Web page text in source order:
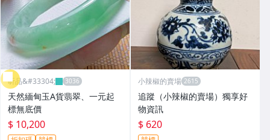
昕品&#33304;
天然緬甸玉A貨翡翠、一元起
標無底價
$ 10,200
小辣椒的賣場
追蹤（小辣椒的賣場）獨享好
物資訊
$ 620